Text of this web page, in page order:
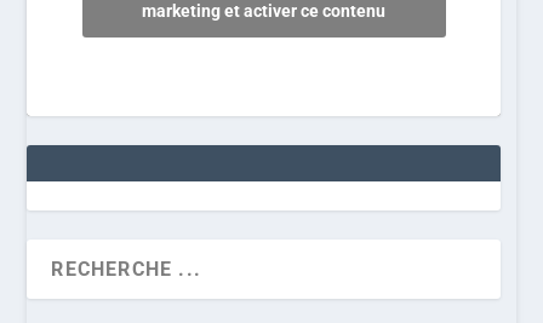
marketing et activer ce contenu